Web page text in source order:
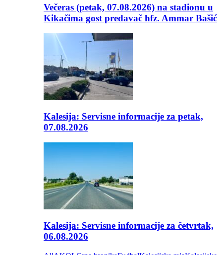
Večeras (petak, 07.08.2026) na stadionu u
Kikačima gost predavač hfz. Ammar Bašić
Kalesija: Servisne informacije za petak,
07.08.2026
Kalesija: Servisne informacije za četvrtak,
06.08.2026